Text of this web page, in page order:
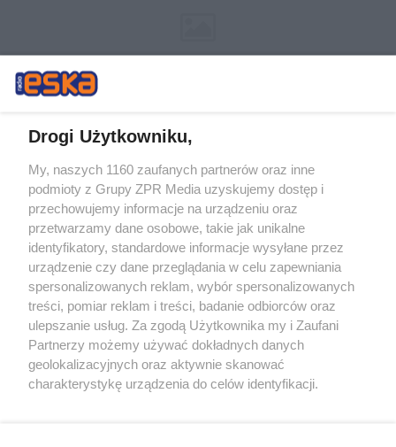
Żaden utwór zamieszczony w serwisie nie może być powielany i
rozpowszechniany lub dalej rozpowszechniany w jakikolwiek sposób (w
tym także elektroniczny lub mechaniczny) na jakimkolwiek polu
eksploatacji w jakiejkolwiek formie, włącznie z umieszczaniem w
Internecie bez pisemnej zgody właściciela praw. Jakiekolwiek użycie lub
wykorzystanie utworów w całości lub w części z naruszeniem prawa,
tzn. bez właściwej zgody, jest zabronione pod groźbą kary i może być
ścigane prawnie.
Drogi Użytkowniku,
My, naszych 1160 zaufanych partnerów oraz inne
podmioty z Grupy ZPR Media uzyskujemy dostęp i
przechowujemy informacje na urządzeniu oraz
przetwarzamy dane osobowe, takie jak unikalne
identyfikatory, standardowe informacje wysyłane przez
urządzenie czy dane przeglądania w celu zapewniania
spersonalizowanych reklam, wybór spersonalizowanych
treści, pomiar reklam i treści, badanie odbiorców oraz
ulepszanie usług. Za zgodą Użytkownika my i Zaufani
Partnerzy możemy używać dokładnych danych
geolokalizacyjnych oraz aktywnie skanować
charakterystykę urządzenia do celów identyfikacji.